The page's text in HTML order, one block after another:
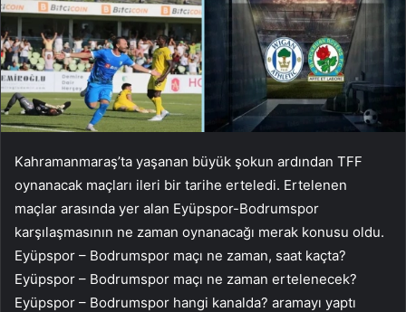
Kahramanmaraş’ta yaşanan büyük şokun ardından TFF
oynanacak maçları ileri bir tarihe erteledi. Ertelenen
maçlar arasında yer alan Eyüpspor-Bodrumspor
karşılaşmasının ne zaman oynanacağı merak konusu oldu.
Eyüpspor – Bodrumspor maçı ne zaman, saat kaçta?
Eyüpspor – Bodrumspor maçı ne zaman ertelenecek?
Eyüpspor – Bodrumspor hangi kanalda? aramayı yaptı